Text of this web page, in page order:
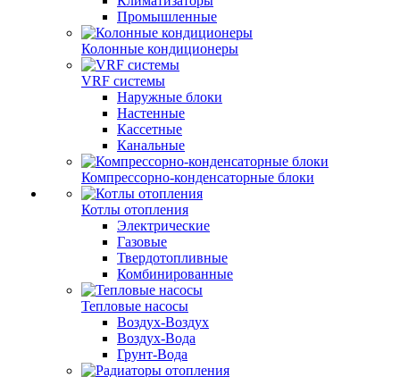
Промышленные
Колонные кондиционеры
VRF системы
Наружные блоки
Настенные
Кассетные
Канальные
Компрессорно-конденсаторные блоки
Котлы отопления
Электрические
Газовые
Твердотопливные
Комбинированные
Тепловые насосы
Воздух-Воздух
Воздух-Вода
Грунт-Вода